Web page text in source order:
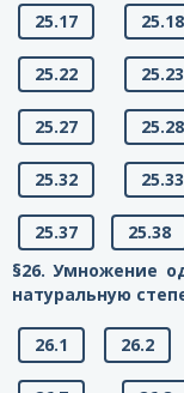
25.17 25.18
25.22 25.23
25.27 25.28
25.32 25.33
25.37 25.38
§26. Умножение
натуральную
26.1 26.2